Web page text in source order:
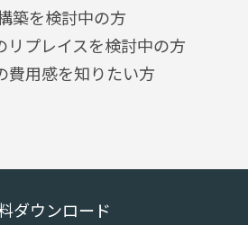
築を検討中の方
リプレイスを検討中の方
費用感を知りたい方
ダウンロード